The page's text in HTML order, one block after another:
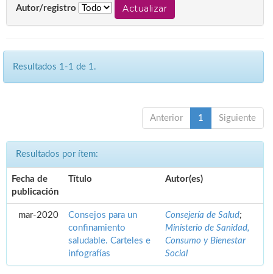
Autor/registro
Resultados 1-1 de 1.
Anterior 1 Siguiente
Resultados por ítem:
Fecha de
publicación
Título Autor(es)
mar-2020
Consejos para un
confinamiento
saludable. Carteles e
infografías
Consejería de Salud;
Ministerio de Sanidad,
Consumo y Bienestar
Social